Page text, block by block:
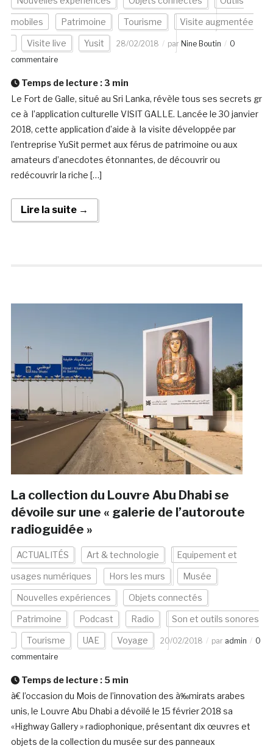
mobiles Patrimoine Tourisme Visite augmentée
Visite live Yusit 28/02/2018 par Nine Boutin
0
commentaire
Temps de lecture : 3 min
Le Fort de Galle, situé au Sri Lanka, révèle tous ses secrets gr
ce à l’application culturelle VISIT GALLE. Lancée le 30 janvier
2018, cette application d’aide à la visite développée par
l’entreprise YuSit permet aux férus de patrimoine ou aux
amateurs d’anecdotes étonnantes, de découvrir ou
redécouvrir la riche […]
Lire la suite →
La collection du Louvre Abu Dhabi se
dévoile sur une « galerie de l’autoroute
radioguidée »
ACTUALITÉS Art & technologie Equipement et
usages numériques Hors les murs Musée
Nouvelles expériences Objets connectés
Patrimoine Podcast Radio Son et outils sonores
Tourisme UAE Voyage 20/02/2018 par admin
0
commentaire
Temps de lecture : 5 min
à€ l’occasion du Mois de l’innovation des à‰mirats arabes
unis, le Louvre Abu Dhabi a dévoilé le 15 février 2018 sa
«Highway Gallery » radiophonique, présentant dix œuvres et
objets de la collection du musée sur des panneaux